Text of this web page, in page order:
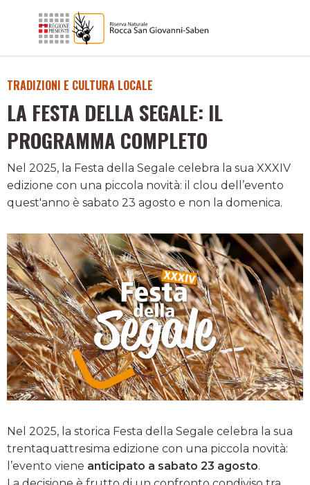
TRADIZIONI E CULTURA LOCALE
LA FESTA DELLA SEGALE: IL
PROGRAMMA COMPLETO
Nel 2025, la Festa della Segale celebra la sua XXXIV
edizione con una piccola novità: il clou dell’evento
quest'anno è sabato 23 agosto e non la domenica.
Nel 2025, la storica Festa della Segale celebra la sua
trentaquattresima edizione con una piccola novità:
l’evento viene anticipato a sabato 23 agosto.